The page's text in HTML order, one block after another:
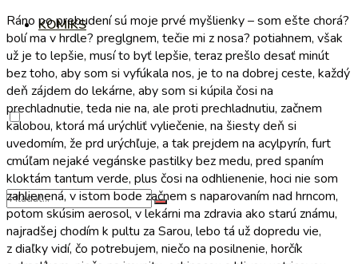
KOMIKS
Ráno po prebudení sú moje prvé myšlienky – som ešte chorá?
bolí ma v hrdle? preglgnem, tečie mi z nosa? potiahnem, však
už je to lepšie, musí to byť lepšie, teraz prešlo desať minút
bez toho, aby som si vyfúkala nos, je to na dobrej ceste, každý
deň zájdem do lekárne, aby som si kúpila čosi na
prechladnutie, teda nie na, ale proti prechladnutiu, začnem
kalobou, ktorá má urýchliť vyliečenie, na šiesty deň si
uvedomím, že prd urýchľuje, a tak prejdem na acylpyrín, furt
cmúľam nejaké vegánske pastilky bez medu, pred spaním
kloktám tantum verde, plus čosi na odhlienenie, hoci nie som
zahlienená, v istom bode začnem s naparovaním nad hrncom,
potom skúsim aerosol, v lekárni ma zdravia ako starú známu,
najradšej chodím k pultu za Sarou, lebo tá už dopredu vie,
z diaľky vidí, čo potrebujem, niečo na posilnenie, horčík